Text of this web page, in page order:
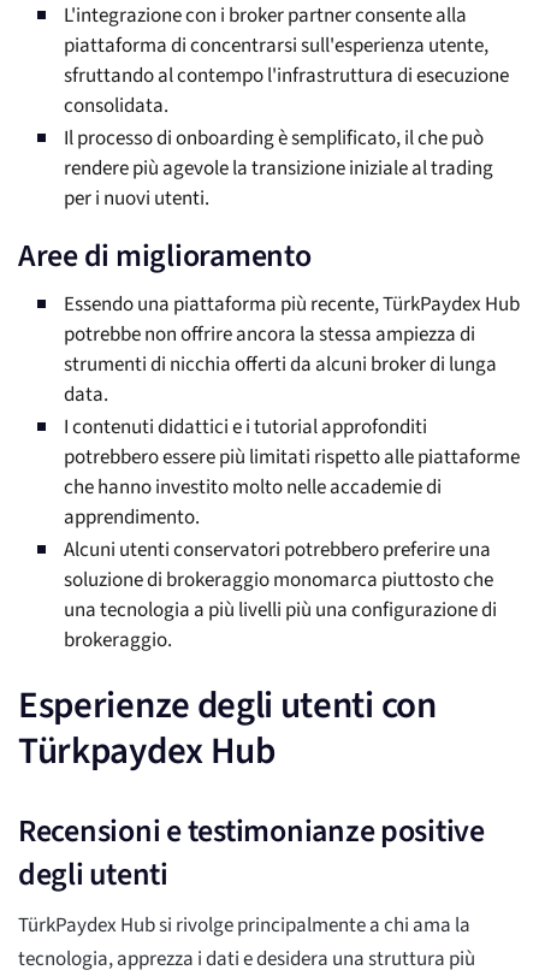
L'integrazione con i broker partner consente alla
piattaforma di concentrarsi sull'esperienza utente,
sfruttando al contempo l'infrastruttura di esecuzione
consolidata.
Il processo di onboarding è semplificato, il che può
rendere più agevole la transizione iniziale al trading
per i nuovi utenti.
Aree di miglioramento
Essendo una piattaforma più recente, TürkPaydex Hub
potrebbe non offrire ancora la stessa ampiezza di
strumenti di nicchia offerti da alcuni broker di lunga
data.
I contenuti didattici e i tutorial approfonditi
potrebbero essere più limitati rispetto alle piattaforme
che hanno investito molto nelle accademie di
apprendimento.
Alcuni utenti conservatori potrebbero preferire una
soluzione di brokeraggio monomarca piuttosto che
una tecnologia a più livelli più una configurazione di
brokeraggio.
Esperienze degli utenti con
Türkpaydex Hub
Recensioni e testimonianze positive
degli utenti
TürkPaydex Hub si rivolge principalmente a chi ama la
tecnologia, apprezza i dati e desidera una struttura più